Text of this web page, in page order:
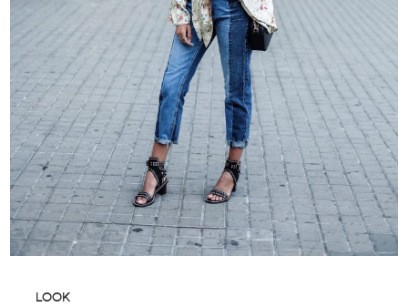
LOOK